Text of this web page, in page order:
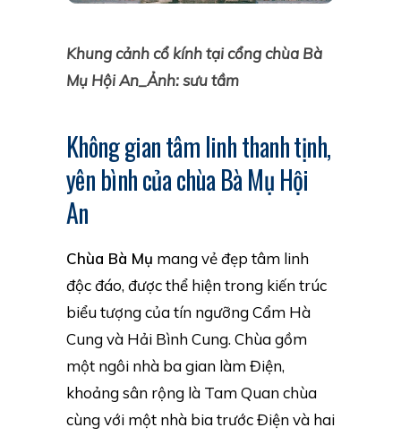
Khung cảnh cổ kính tại cổng chùa Bà
Mụ Hội An_Ảnh: sưu tầm
Không gian tâm linh thanh tịnh,
yên bình của chùa Bà Mụ Hội
An
Chùa Bà Mụ mang vẻ đẹp tâm linh
độc đáo, được thể hiện trong kiến trúc
biểu tượng của tín ngưỡng Cẩm Hà
Cung và Hải Bình Cung. Chùa gồm
một ngôi nhà ba gian làm Điện,
khoảng sân rộng là Tam Quan chùa
cùng với một nhà bia trước Điện và hai